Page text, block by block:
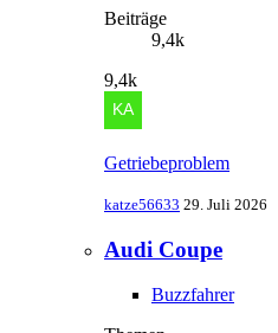
Beiträge
9,4k
9,4k
Getriebeproblem
katze56633 29. Juli 2026
Audi Coupe
Buzzfahrer